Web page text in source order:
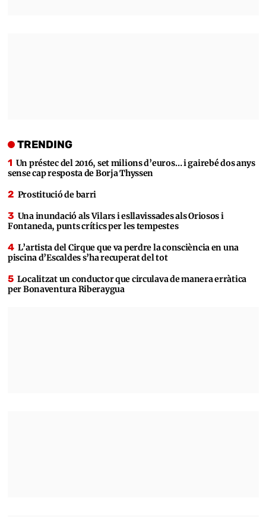
TRENDING
Un préstec del 2016, set milions d’euros… i gairebé dos anys
sense cap resposta de Borja Thyssen
Prostitució de barri
Una inundació als Vilars i esllavissades als Oriosos i
Fontaneda, punts crítics per les tempestes
L’artista del Cirque que va perdre la consciència en una
piscina d’Escaldes s’ha recuperat del tot
Localitzat un conductor que circulava de manera erràtica
per Bonaventura Riberaygua